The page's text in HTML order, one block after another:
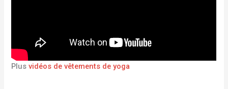
Plusvidéos de vêtements de yoga